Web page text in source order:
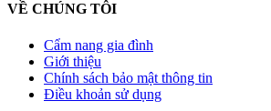
VỀ CHÚNG TÔI
Cẩm nang gia đình
Giới thiệu
Chính sách bảo mật thông tin
Điều khoản sử dụng